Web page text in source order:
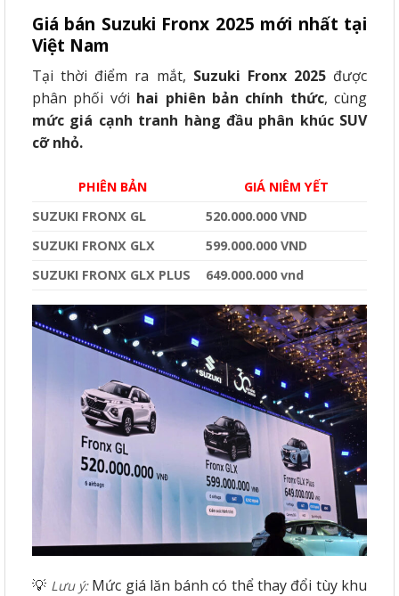
Giá bán Suzuki Fronx 2025 mới nhất tại
Việt Nam
Tại thời điểm ra mắt, Suzuki Fronx 2025được
phân phối với hai phiên bản chính thức, cùng
mức giá cạnh tranh hàng đầu phân khúc SUV
cỡ nhỏ.
PHIÊN BẢN
GIÁ NIÊM YẾT
SUZUKI FRONX GL
520.000.000 VND
SUZUKI FRONX GLX
599.000.000 VND
SUZUKI FRONX GLX PLUS
649.000.000 vnd
💡 Lưu ý:Mức giá lăn bánh có thể thay đổi tùy khu